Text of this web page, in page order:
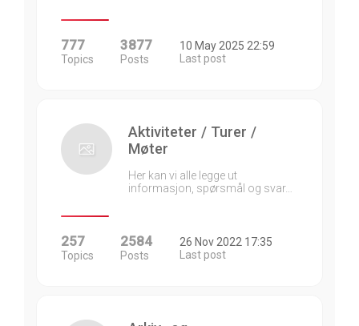
777
Topics
3877
Posts
10 May 2025 22:59
Last post
Aktiviteter / Turer /
Møter
Her kan vi alle legge ut
informasjon, spørsmål og svar…
257
Topics
2584
Posts
26 Nov 2022 17:35
Last post